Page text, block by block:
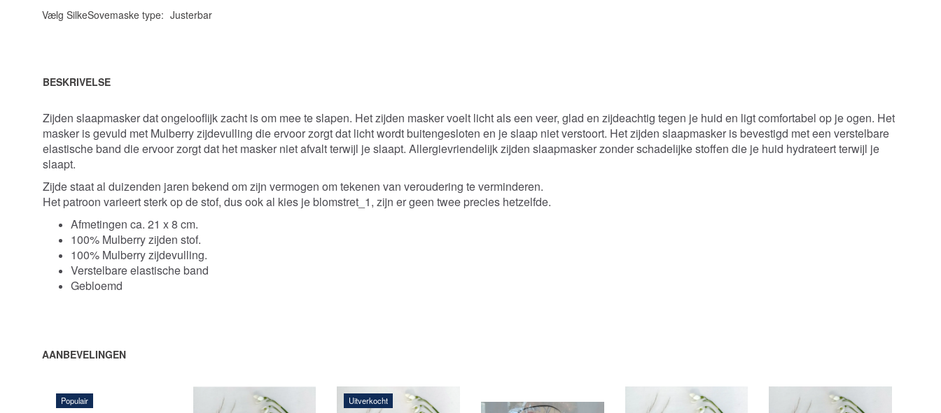
Vælg SilkeSovemaske type: Justerbar
BESKRIVELSE
Zijden slaapmasker dat ongelooflijk zacht is om mee te slapen. Het zijden masker voelt licht als een veer, glad en zijdeachtig tegen je huid en ligt comfortabel op je ogen. Het
masker is gevuld met Mulberry zijdevulling die ervoor zorgt dat licht wordt buitengesloten en je slaap niet verstoort. Het zijden slaapmasker is bevestigd met een verstelbare
elastische band die ervoor zorgt dat het masker niet afvalt terwijl je slaapt. Allergievriendelijk zijden slaapmasker zonder schadelijke stoffen die je huid hydrateert terwijl je
slaapt.
Zijde staat al duizenden jaren bekend om zijn vermogen om tekenen van veroudering te verminderen.
Het patroon varieert sterk op de stof, dus ook al kies je blomstret_1, zijn er geen twee precies hetzelfde.
Afmetingen ca. 21 x 8 cm.
100% Mulberry zijden stof.
100% Mulberry zijdevulling.
Verstelbare elastische band
Gebloemd
AANBEVELINGEN
Populair Uitverkocht